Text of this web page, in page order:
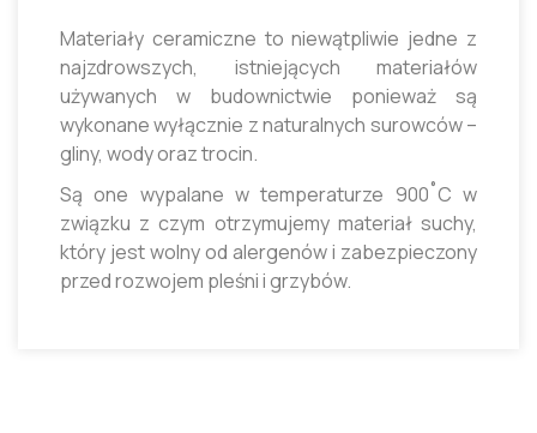
Materiały ceramiczne to niewątpliwie jedne z
najzdrowszych, istniejących materiałów
używanych w budownictwie ponieważ są
wykonane wyłącznie z naturalnych surowców –
gliny, wody oraz trocin.
Są one wypalane w temperaturze 900˚C w
związku z czym otrzymujemy materiał suchy,
który jest wolny od alergenów i zabezpieczony
przed rozwojem pleśni i grzybów.